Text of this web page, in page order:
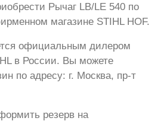
Рычаг LB/LE 540 по
магазине STIHL HOF.
официальным дилером
в России. Вы можете
по адресу: г. Москва, пр-т
резерв на